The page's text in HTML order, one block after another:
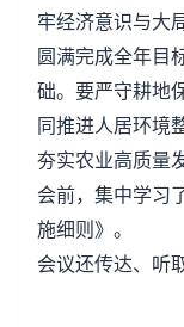
牢经济意识与大
圆满完成全年目
础。要严守耕地
同推进人居环境
夯实农业高质量
会前，集中学习
施细则》。
会议还传达、听